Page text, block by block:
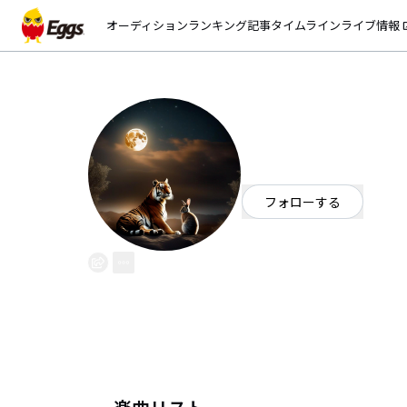
オーディションランキング記事タイムラインライブ情報
フォローする